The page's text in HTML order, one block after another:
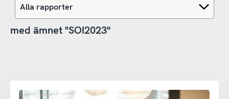
med ämnet "SOI2023"